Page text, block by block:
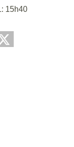
15h40